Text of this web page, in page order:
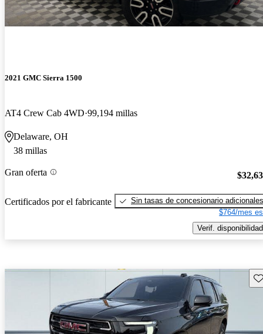
2021 GMC Sierra 1500
AT4 Crew Cab 4WD 99,194 millas
Delaware, OH
38 millas
Gran oferta
Certificados por el fabricante
Sin tasas de concesionario adicionales
$764/mes
Verif. disponibilidad